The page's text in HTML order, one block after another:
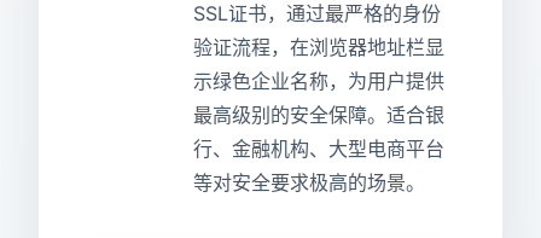
注册
SSL证书，通过最严格的身份
验证流程，在浏览器地址栏显
示绿色企业名称，为用户提供
最高级别的安全保障。适合银
行、金融机构、大型电商平台
等对安全要求极高的场景。